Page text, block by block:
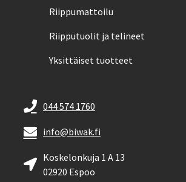
Riippumattoilu
Riipputuolit ja telineet
Yksittäiset tuotteet
044 574 1760
info@biwak.fi
Koskelonkuja 1 A 13
02920 Espoo